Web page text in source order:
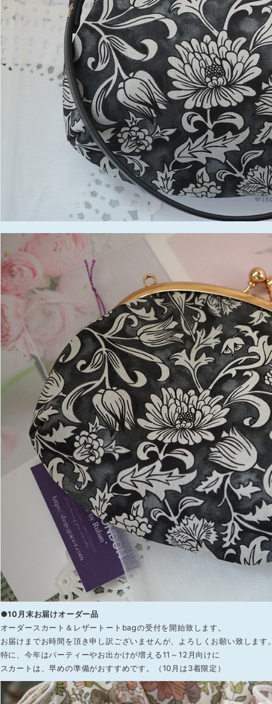
●10月末お届けオーダー品
オーダースカート＆レザートートbagの受付を開始致します。
お届けまでお時間を頂き申し訳ございませんが、よろしくお願い致します。
特に、今年はパーティーやお出かけが増える11～12月向けに
スカートは、早めの準備がおすすめです。（10月は3着限定）